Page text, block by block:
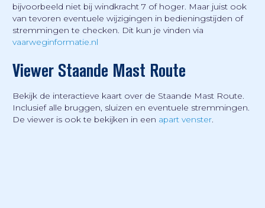
bijvoorbeeld niet bij windkracht 7 of hoger. Maar juist ook
van tevoren eventuele wijzigingen in bedieningstijden of
stremmingen te checken. Dit kun je vinden via
vaarweginformatie.nl
Viewer Staande Mast Route
Bekijk de interactieve kaart over de Staande Mast Route.
Inclusief alle bruggen, sluizen en eventuele stremmingen.
De viewer is ook te bekijken in een apart venster.